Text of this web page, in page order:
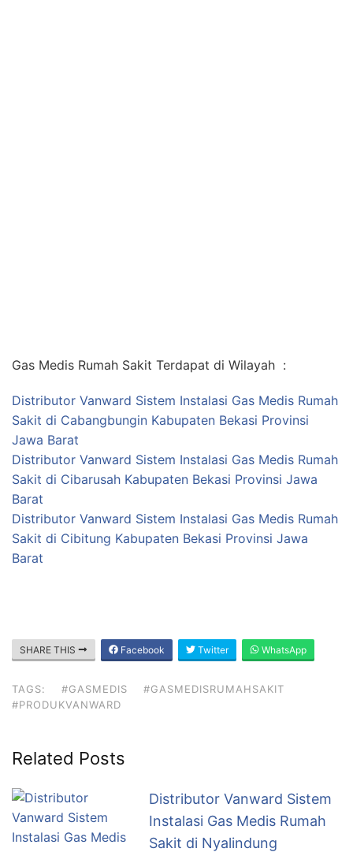
Gas Medis Rumah Sakit Terdapat di Wilayah :
Distributor Vanward Sistem Instalasi Gas Medis Rumah
Sakit di Cabangbungin Kabupaten Bekasi Provinsi
Jawa Barat
Distributor Vanward Sistem Instalasi Gas Medis Rumah
Sakit di Cibarusah Kabupaten Bekasi Provinsi Jawa
Barat
Distributor Vanward Sistem Instalasi Gas Medis Rumah
Sakit di Cibitung Kabupaten Bekasi Provinsi Jawa
Barat
SHARE THIS Facebook Twitter WhatsApp
TAGS: #GASMEDIS
#GASMEDISRUMAHSAKIT
#PRODUKVANWARD
Related Posts
Distributor Vanward Sistem
Instalasi Gas Medis Rumah
Sakit di Nyalindung